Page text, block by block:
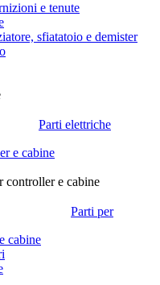
e tenute
sfiatatoio e demister
Parti elettriche
e cabine
controller e cabine
Parti per
cabine